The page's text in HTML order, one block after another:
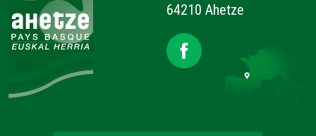
64210 Ahetze